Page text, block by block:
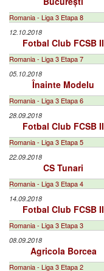
Romania - Liga 3 Etapa 8
12.10.2018
Fotbal Club FCSB II
Romania - Liga 3 Etapa 7
05.10.2018
Înainte Modelu
Romania - Liga 3 Etapa 6
28.09.2018
Fotbal Club FCSB II
Romania - Liga 3 Etapa 5
22.09.2018
CS Tunari
Romania - Liga 3 Etapa 4
14.09.2018
Fotbal Club FCSB II
Romania - Liga 3 Etapa 3
08.09.2018
Agricola Borcea
Romania - Liga 3 Etapa 2